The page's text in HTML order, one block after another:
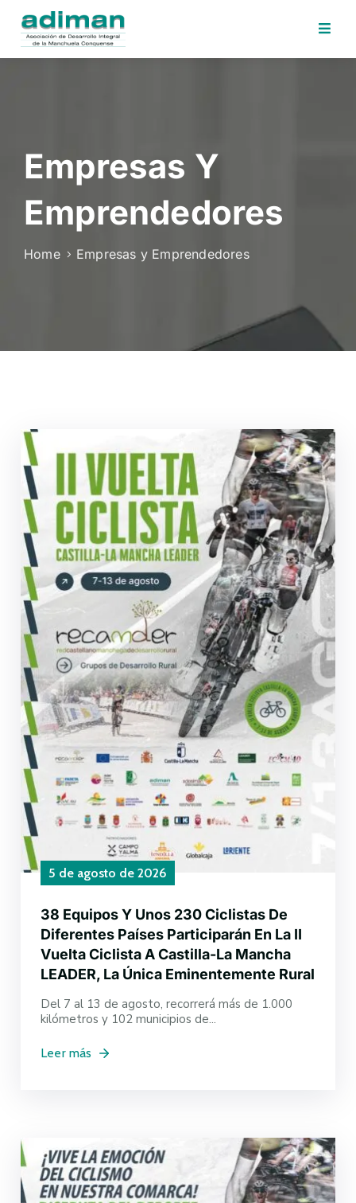
Desafios
Electrónica
Contratante
Area
Empresas Y
Emprendedores
Home Empresas y Emprendedores
5 de agosto de 2026
38 Equipos Y Unos 230 Ciclistas De
Diferentes Países Participarán En La II
Vuelta Ciclista A Castilla-La Mancha
LEADER, La Única Eminentemente Rural
Del 7 al 13 de agosto, recorrerá más de 1.000
kilómetros y 102 municipios de...
Leer más